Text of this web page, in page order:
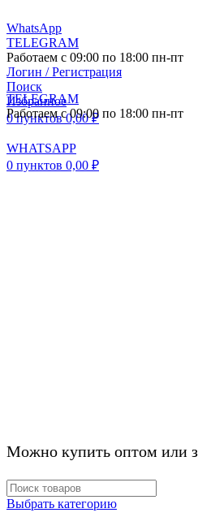
WhatsApp
TELEGRAM
Работаем с 09:00 по 18:00 пн-пт
Логин / Регистрация
Поиск
Избранное
0пунктов 0,00₽
WHATSAPP
0 пунктов 0,00 ₽
TELEGRAM
Работаем с 09:00 по 18:00 пн-пт
Можно купить оптом или
Выбрать категорию